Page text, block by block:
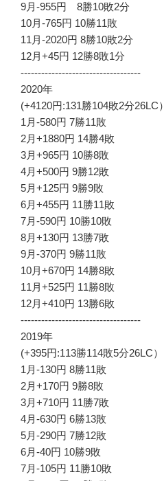
9月-955円 8勝10敗2分
10月-765円 10勝11敗
11月-2020円 8勝10敗2分
12月+45円 12勝8敗1分
-----------------------------------
2020年
(+4120円:131勝104敗2分26LC）
1月-580円 7勝11敗
2月+1880円 14勝4敗
3月+965円 10勝8敗
4月+500円 9勝12敗
5月+125円 9勝9敗
6月+455円 11勝11敗
7月-590円 10勝10敗
8月+130円 13勝7敗
9月-370円 9勝11敗
10月+670円 14勝8敗
11月+525円 11勝8敗
12月+410円 13勝6敗
-----------------------------------
2019年
(+395円:113勝114敗5分26LC）
1月-130円 8勝11敗
2月+170円 9勝8敗
3月+710円 11勝7敗
4月-630円 6勝13敗
5月-290円 7勝12敗
6月-40円 10勝9敗
7月-105円 11勝10敗